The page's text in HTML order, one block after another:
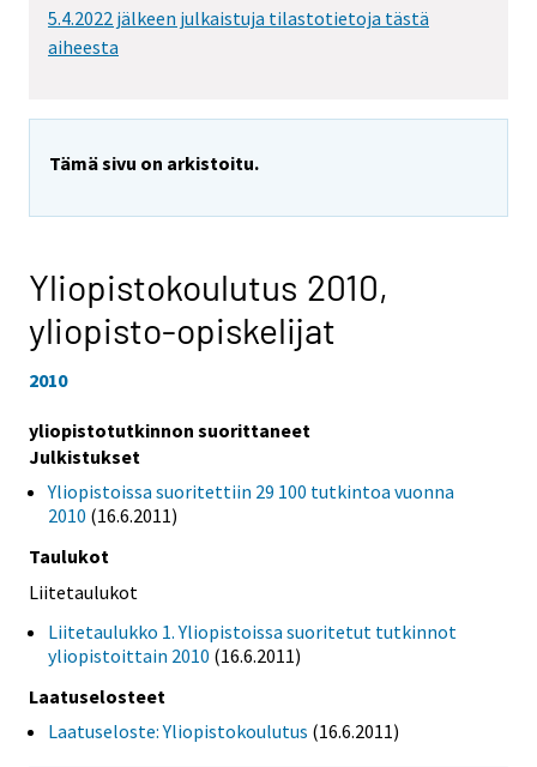
5.4.2022 jälkeen julkaistuja tilastotietoja tästä
aiheesta
Tämä sivu on arkistoitu.
Yliopistokoulutus 2010,
yliopisto-opiskelijat
2010
yliopistotutkinnon suorittaneet
Julkistukset
Yliopistoissa suoritettiin 29 100 tutkintoa vuonna
2010 (16.6.2011)
Taulukot
Liitetaulukot
Liitetaulukko 1. Yliopistoissa suoritetut tutkinnot
yliopistoittain 2010 (16.6.2011)
Laatuselosteet
Laatuseloste: Yliopistokoulutus (16.6.2011)